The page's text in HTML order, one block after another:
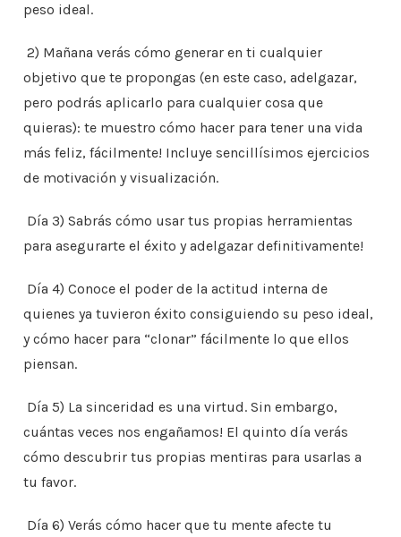
peso ideal.
2) Mañana verás cómo generar en ti cualquier
objetivo que te propongas (en este caso, adelgazar,
pero podrás aplicarlo para cualquier cosa que
quieras): te muestro cómo hacer para tener una vida
más feliz, fácilmente! Incluye sencillísimos ejercicios
de motivación y visualización.
Día 3) Sabrás cómo usar tus propias herramientas
para asegurarte el éxito y adelgazar definitivamente!
Día 4) Conoce el poder de la actitud interna de
quienes ya tuvieron éxito consiguiendo su peso ideal,
y cómo hacer para “clonar” fácilmente lo que ellos
piensan.
Día 5) La sinceridad es una virtud. Sin embargo,
cuántas veces nos engañamos! El quinto día verás
cómo descubrir tus propias mentiras para usarlas a
tu favor.
Día 6) Verás cómo hacer que tu mente afecte tu